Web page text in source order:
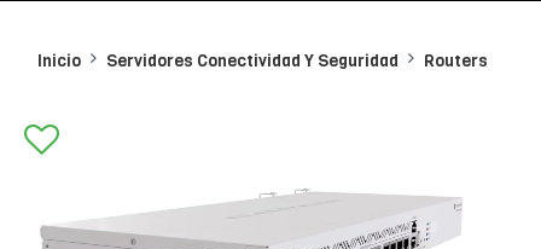
Inicio Servidores Conectividad Y Seguridad Routers